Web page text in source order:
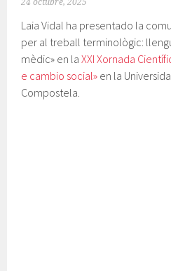
24 octubre, 2025
Laia Vidal ha presentado la
per al treball terminològic:
mèdic» en laXXI Xornada
e cambio social» en la
Compostela.